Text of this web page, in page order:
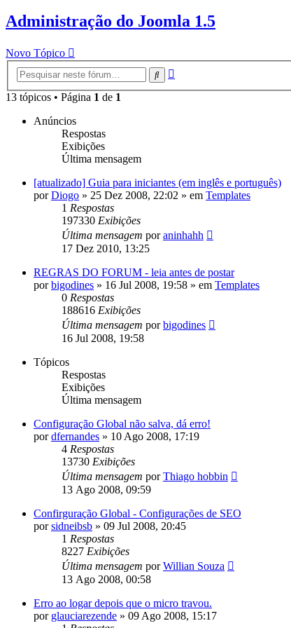
Administração do Joomla 1.5
Novo Tópico
Pesquisar
13 tópicos • Página 1 de 1
Anúncios
Respostas
Exibições
Última mensagem
[atualizado] Guia para iniciantes (em inglês e português)
porDiogo » 25 Dez 2008, 22:02 » em Templates
1 Respostas
197330 Exibições
Última mensagem poraninhahh
17 Dez 2010, 13:25
REGRAS DO FORUM - leia antes de postar
porbigodines » 16 Jul 2008, 19:58 » em Templates
0 Respostas
188616 Exibições
Última mensagem porbigodines
16 Jul 2008, 19:58
Tópicos
Respostas
Exibições
Última mensagem
Configuração Global não salva, dá erro!
pordfernandes » 10 Ago 2008, 17:19
4 Respostas
13730 Exibições
Última mensagem porThiago hobbin
13 Ago 2008, 09:59
Confirguração Global - Configurações de SEO
porsidneibsb » 09 Jul 2008, 20:45
1 Respostas
8227 Exibições
Última mensagem porWillian Souza
13 Ago 2008, 00:58
Erro ao logar depois que o micro travou.
por glauciarezende » 09 Ago 2008, 15:17